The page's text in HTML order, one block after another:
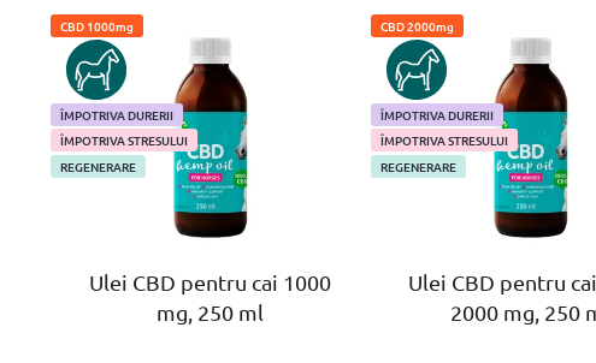
L
s
t
ă
CBD 1000mg
HORSE
ÎMPOTRIVA DURERII
ÎMPOTRIVA STRESULUI
REGENERARE
Ulei CBD pentru cai 1000
mg, 250 ml
CBD 2000mg
HORSE
ÎMPOTRIVA DURERII
ÎMPOTRIVA STRESULUI
REGENERARE
Ulei CBD pentru
2000 mg, 250